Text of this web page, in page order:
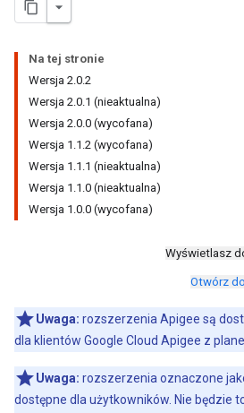
Na tej stronie
Wersja 2.0.2
Wersja 2.0.1 (nieaktualna)
Wersja 2.0.0 (wycofana)
Wersja 1.1.2 (wycofana)
Wersja 1.1.1 (nieaktualna)
Wersja 1.1.0 (nieaktualna)
Wersja 1.0.0 (wycofana)
Wyświetlasz
Otwórz
Uwaga: rozszerzenia Apigee są
dla klientów Google Cloud Apigee z
Uwaga: rozszerzenia oznaczone
dostępne dla użytkowników. Nie będzie